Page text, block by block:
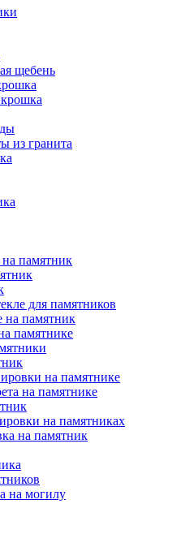
щебень
из гранита
памятник
для памятников
на памятник
памятнике
на памятнике
на памятнике
на памятниках
на памятник
на могилу